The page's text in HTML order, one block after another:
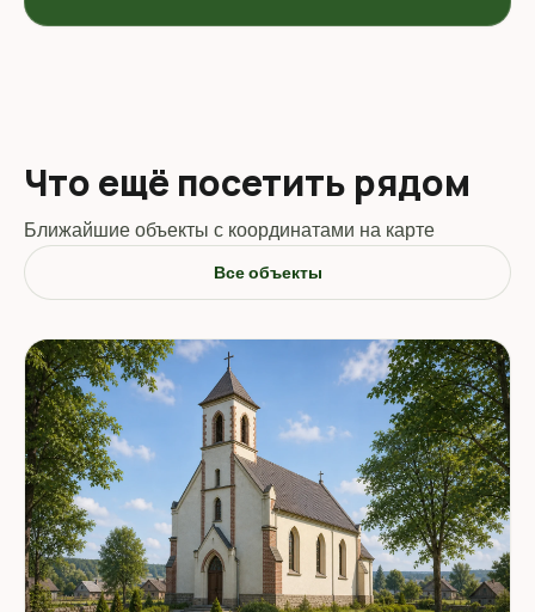
Что ещё посетить рядом
Ближайшие объекты с координатами на карте
Все объекты